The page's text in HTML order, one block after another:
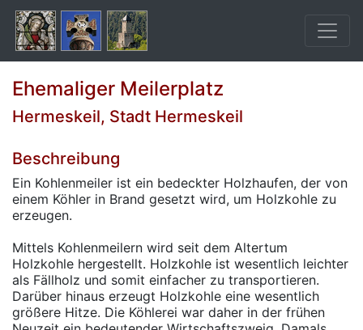
Ehemaliger Meilerplatz
Hermeskeil, Stadt Hermeskeil
Beschreibung
Ein Kohlenmeiler ist ein bedeckter Holzhaufen, der von
einem Köhler in Brand gesetzt wird, um Holzkohle zu
erzeugen.
Mittels Kohlenmeilern wird seit dem Altertum
Holzkohle hergestellt. Holzkohle ist wesentlich leichter
als Fällholz und somit einfacher zu transportieren.
Darüber hinaus erzeugt Holzkohle eine wesentlich
größere Hitze. Die Köhlerei war daher in der frühen